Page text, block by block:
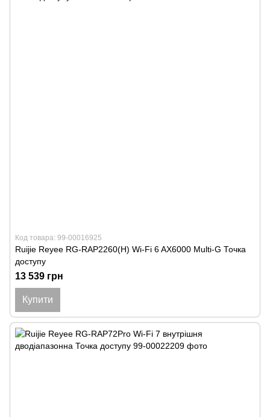
Код товара: 99-00016925
Ruijie Reyee RG-RAP2260(H) Wi-Fi 6 AX6000 Multi-G Точка
доступу
13 539 грн
Купити